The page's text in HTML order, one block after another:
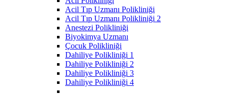
Acil Tıp Uzmanı Polikliniği
Acil Tıp Uzmanı Polikliniği 2
Anestezi Polikliniği
Biyokimya Uzmanı
Çocuk Polikliniği
Dahiliye Polikliniği 1
Dahiliye Polikliniği 2
Dahiliye Polikliniği 3
Dahiliye Polikliniği 4